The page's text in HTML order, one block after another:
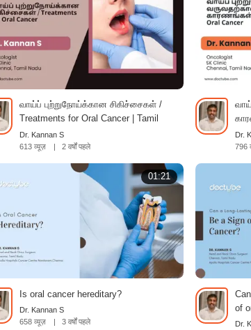
வாய்ப் புற்றுநோய்க்கான சிகிச்சைகள் /
Treatments for Oral Cancer | Tamil
Dr. Kannan S
613 व्यूज़
| 2 वर्षों पहले
Dr.
796
01:21
Is oral cancer hereditary?
Dr. Kannan S
658 व्यूज़
| 3 वर्षों पहले
of
Dr.